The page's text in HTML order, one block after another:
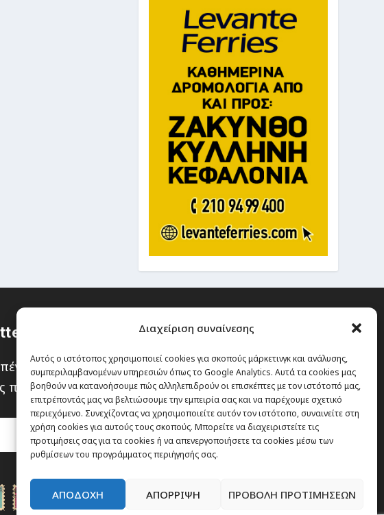
Διαχείριση συναίνεσης
Αυτός ο ιστότοπος χρησιμοποιεί cookies για σκοπούς μάρκετινγκ και ανάλυσης,
συμπεριλαμβανομένων υπηρεσιών όπως το Google Analytics. Αυτά τα cookies μας
βοηθούν να κατανοήσουμε πώς αλληλεπιδρούν οι επισκέπτες με τον ιστότοπό μας,
επιτρέποντάς μας να βελτιώσουμε την εμπειρία σας και να παρέχουμε σχετικό
περιεχόμενο. Συνεχίζοντας να χρησιμοποιείτε αυτόν τον ιστότοπο, συναινείτε στη
χρήση cookies για αυτούς τους σκοπούς. Μπορείτε να διαχειριστείτε τις
προτιμήσεις σας για τα cookies ή να απενεργοποιήσετε τα cookies μέσω των
ρυθμίσεων του προγράμματος περιήγησής σας.
ΑΠΟΔΟΧΗ ΑΠΟΡΡΙΨΗ ΠΡΟΒΟΛΗ ΠΡΟΤΙΜΗΣΕΩΝ
από την οποία δεν έχεις καμία
να χάσεις, είναι τα ταξίδια.”
Εγγραφή